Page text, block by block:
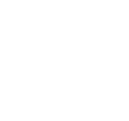
de diversas
ofrecerán conciertos en
y en Forlì con el apoyo
de la Orden de los
que apoya a la
desde hace años y
huérfanos a